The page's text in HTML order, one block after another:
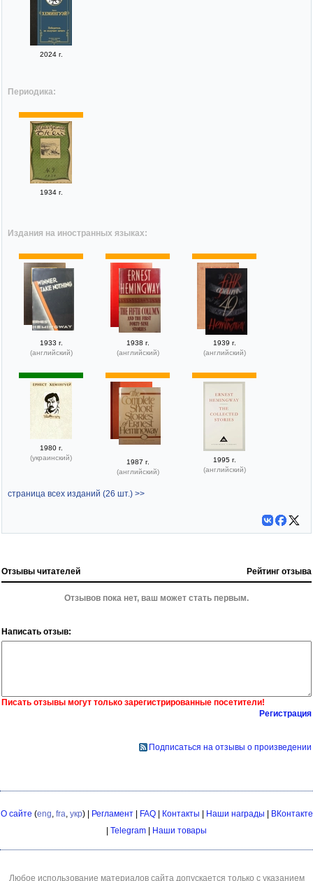
2024 г.
Периодика:
1934 г.
Издания на иностранных языках:
1933 г.
(английский)
1938 г.
(английский)
1939 г.
(английский)
1980 г.
(украинский)
1987 г.
(английский)
1995 г.
(английский)
страница всех изданий (26 шт.) >>
Отзывы читателей Рейтинг отзыва
Отзывов пока нет, ваш может стать первым.
Написать отзыв:
Писать отзывы могут только зарегистрированные посетители!
Регистрация
Подписаться на отзывы о произведении
О сайте (eng fra укр) | Регламент| FAQ| Контакты | Наши награды | ВКонтакте
| Telegram | Наши товары
Любое использование материалов сайта допускается только с указанием